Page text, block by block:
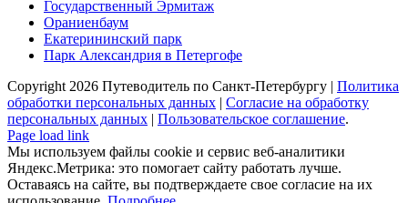
Государственный Эрмитаж
Ораниенбаум
Екатерининский парк
Парк Александрия в Петергофе
Copyright2026 Путеводитель по Санкт-Петербургу | Политика
обработки персональных данных | Согласие на обработку
персональных данных | Пользовательское cоглашение.
Page load link
Мы используем файлы cookie и сервис веб-аналитики
Яндекс.Метрика: это помогает сайту работать лучше.
Оставаясь на сайте, вы подтверждаете свое согласие на их